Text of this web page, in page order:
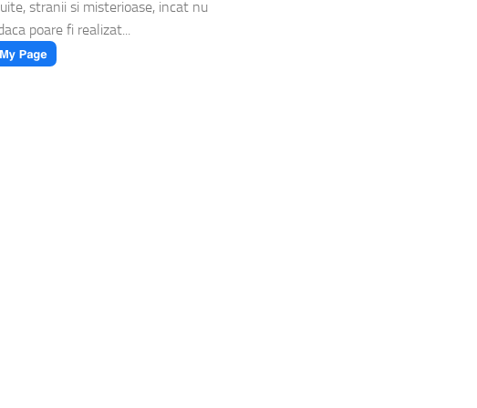
stranii si misterioase, incat nu
poare fi realizat...